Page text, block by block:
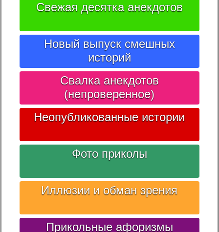
Свежая десятка анекдотов
Новый выпуск смешных
историй
Свалка анекдотов
(непроверенное)
Неопубликованные истории
Фото приколы
Иллюзии и обман зрения
Прикольные афоризмы